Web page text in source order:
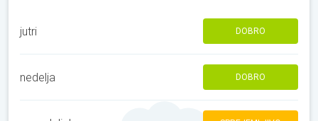
jutri DOBRO
nedelja DOBRO